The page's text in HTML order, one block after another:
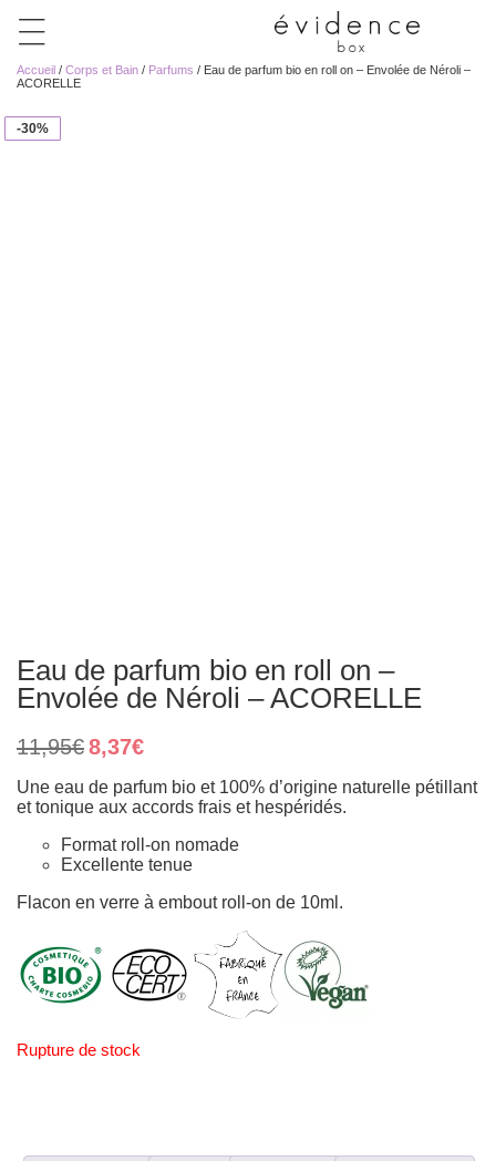
Accueil / Corps et Bain / Parfums / Eau de parfum bio en roll on – Envolée de Néroli –
ACORELLE
-30%
Eau de parfum bio en roll on –
Envolée de Néroli – ACORELLE
11,95€ Le
prix
initial
était :
8,37€Le
actuel
est :
Une eau de parfum bio et 100% d’origine naturelle pétillant
et tonique aux accords frais et hespéridés.
Format roll-on nomade
Excellente tenue
Flacon en verre à embout roll-on de 10ml.
Rupture de stock